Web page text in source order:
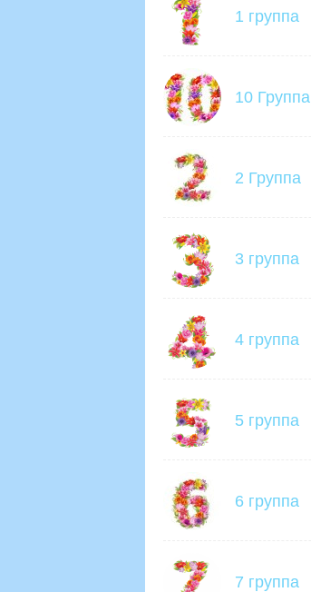
1 группа
10 Группа
2 Группа
3 группа
4 группа
5 группа
6 группа
7 группа